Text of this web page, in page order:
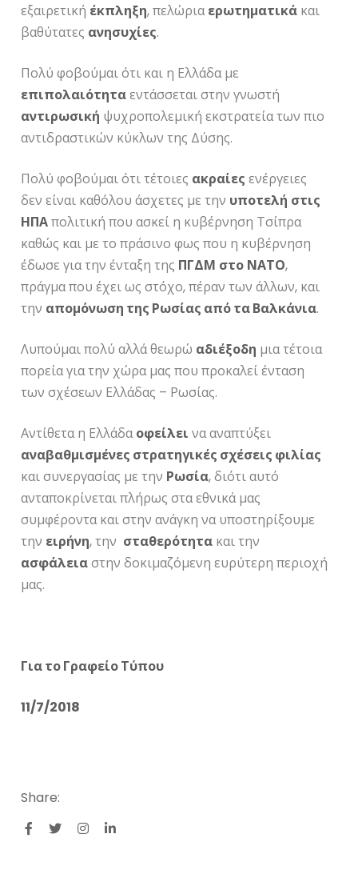
εξαιρετική έκπληξη, πελώριαερωτηματικά και
βαθύτατες ανησυχίες.
Πολύ φοβούμαι ότι και η Ελλάδα με
επιπολαιότηταεντάσσεται στην γνωστή
αντιρωσική ψυχροπολεμική εκστρατεία των πιο
αντιδραστικών κύκλων της Δύσης.
Πολύ φοβούμαι ότι τέτοιες ακραίες ενέργειες
δεν είναι καθόλου άσχετες με την υποτελή στις
ΗΠΑπολιτική που ασκεί η κυβέρνηση Τσίπρα
καθώς και με το πράσινο φως που η κυβέρνηση
έδωσε για την ένταξη της ΠΓΔΜ στο ΝΑΤΟ,
πράγμα που έχει ως στόχο, πέραν των άλλων, και
την απομόνωση της Ρωσίας από τα Βαλκάνια.
Λυπούμαι πολύ αλλά θεωρώ αδιέξοδη μια τέτοια
πορεία για την χώρα μας που προκαλεί ένταση
των σχέσεων Ελλάδας – Ρωσίας.
Αντίθετα η Ελλάδαοφείλει να αναπτύξει
αναβαθμισμένες στρατηγικές σχέσεις φιλίας
και συνεργασίας με την Ρωσία, διότι αυτό
ανταποκρίνεται πλήρως στα εθνικά μας
συμφέροντα και στην ανάγκη να υποστηρίξουμε
την ειρήνη, την σταθερότητα και την
ασφάλειαστην δοκιμαζόμενη ευρύτερη περιοχή
μας.
Για το Γραφείο Τύπου
11/7/2018
Share: